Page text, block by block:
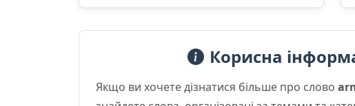
Корисна
Якщо ви хочете дізнатися більше про слово